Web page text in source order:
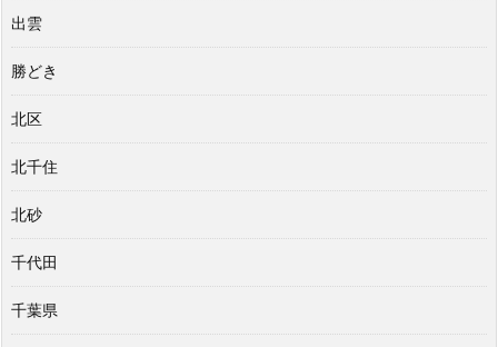
出雲
勝どき
北区
北千住
北砂
千代田
千葉県